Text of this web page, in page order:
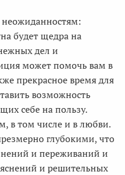
будет щедра на
дел и
может помочь вам в
прекрасное время для
возможность
себе на пользу.
в том числе и в любви.
глубокими, что
и переживаний и
и решительных